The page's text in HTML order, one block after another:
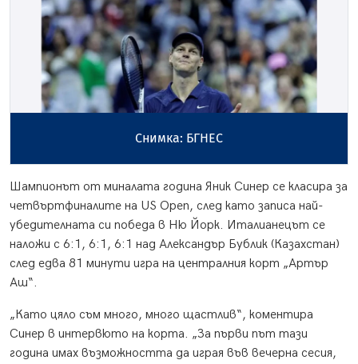
Снимка: БГНЕС
Шампионът от миналата година Яник Синер се класира за
четвъртфиналите на US Open, след като записа най-
убедителната си победа в Ню Йорк. Италианецът се
наложи с 6:1, 6:1, 6:1 над Александър Бублик (Казахстан)
след едва 81 минути игра на централния корт „Артър
Аш“.
„Като цяло съм много, много щастлив“, коментира
Синер в интервюто на корта. „За първи път тази
година имах възможността да играя във вечерна сесия,